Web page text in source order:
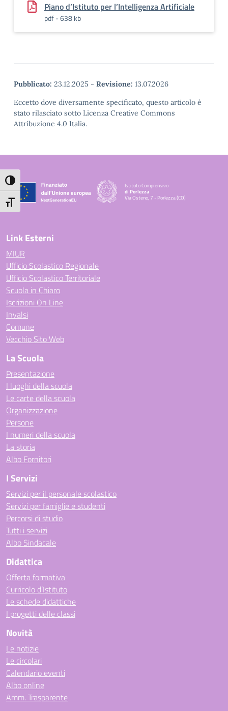
Attiva/disattiva alto contrasto
Attiva/disattiva dimensione testo
Piano d’Istituto per l’Intelligenza Artificiale
pdf - 638 kb
Pubblicato: 23.12.2025 - Revisione: 13.07.2026
Eccetto dove diversamente specificato, questo articolo è
stato rilasciato sotto Licenza Creative Commons
Attribuzione 4.0 Italia.
Istituto Comprensivo
di Porlezza
Via Osteno, 7 - Porlezza (CO)
Link Esterni
MIUR
Ufficio Scolastico Regionale
Ufficio Scolastico Territoriale
Scuola in Chiaro
Iscrizioni On Line
Invalsi
Comune
Vecchio Sito Web
La Scuola
Presentazione
I luoghi della scuola
Le carte della scuola
Organizzazione
Persone
I numeri della scuola
La storia
Albo Fornitori
I Servizi
Servizi per il personale scolastico
Servizi per famiglie e studenti
Percorsi di studio
Tutti i servizi
Albo Sindacale
Didattica
Offerta formativa
Curricolo d’Istituto
Le schede didattiche
I progetti delle classi
Novità
Le notizie
Le circolari
Calendario eventi
Albo online
Amm. Trasparente